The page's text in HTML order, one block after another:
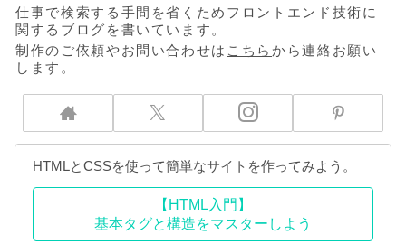
仕事で検索する手間を省くためフロントエンド技術に
関するブログを書いています。
制作のご依頼やお問い合わせは こちらから連絡お願い
します。
HTMLとCSSを使って簡単なサイトを作ってみよう。
【HTML入門】
基本タグと構造をマスターしよう